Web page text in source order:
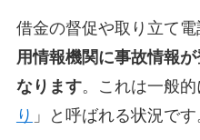
借金の督促や取り立て電
用情報機関に事故情報
なります。これは一般的
り 」と呼ばれる状況です